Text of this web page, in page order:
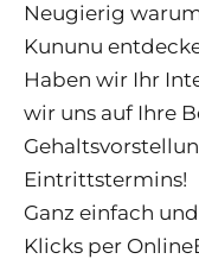
Neugierig
Kununu
Haben wir Ihr
wir uns auf Ihre
Eintrittstermins!
Ganz einfach
Klicks per